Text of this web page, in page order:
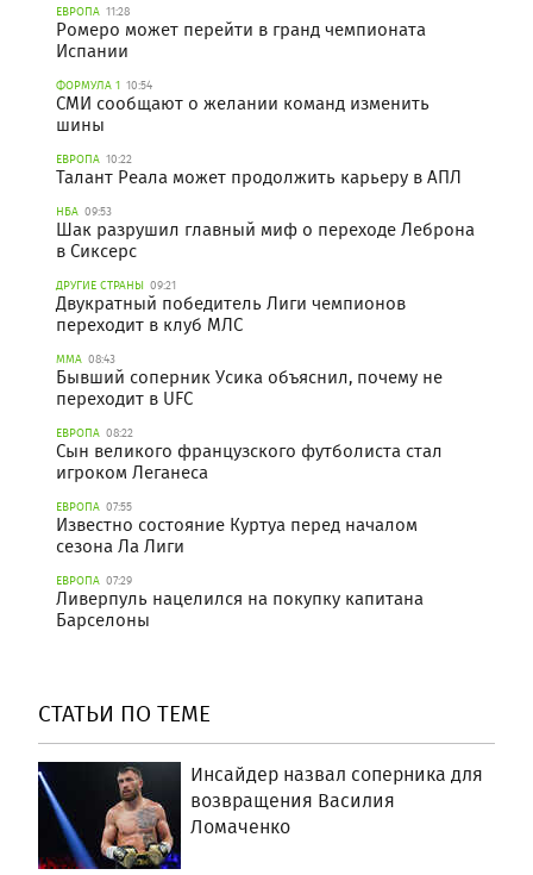
ЕВРОПА 11:28
Ромеро может перейти в гранд чемпионата
Испании
ФОРМУЛА 1 10:54
СМИ сообщают о желании команд изменить
шины
ЕВРОПА 10:22
Талант Реала может продолжить карьеру в АПЛ
НБА 09:53
Шак разрушил главный миф о переходе Леброна
в Сиксерс
ДРУГИЕ СТРАНЫ 09:21
Двукратный победитель Лиги чемпионов
переходит в клуб МЛС
ММА 08:43
Бывший соперник Усика объяснил, почему не
переходит в UFC
ЕВРОПА 08:22
Сын великого французского футболиста стал
игроком Леганеса
ЕВРОПА 07:55
Известно состояние Куртуа перед началом
сезона Ла Лиги
ЕВРОПА 07:29
Ливерпуль нацелился на покупку капитана
Барселоны
СТАТЬИ ПО ТЕМЕ
Инсайдер назвал соперника для
возвращения Василия
Ломаченко